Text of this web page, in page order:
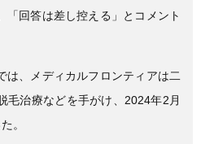
「回答は差し控える」とコメント
は、メディカルフロンティアは二
毛治療などを手がけ、2024年2月
。